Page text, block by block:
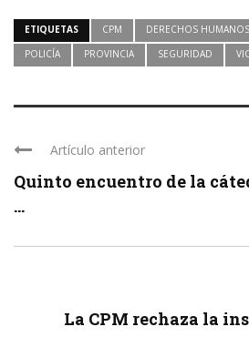
ETIQUETAS CPM DERECHOS HUMANOS
POLICÍA
PROVINCIA SEGURIDAD
Artículo anterior
Quinto encuentro de la
...
La CPM rechaza la